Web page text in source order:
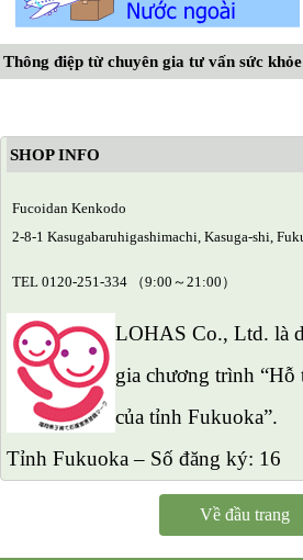
Về đầu trang
Thông điệp từ chuyên gia tư vấn sức khỏe
SHOP INFO
Fucoidan Kenkodo
2-8-1 Kasugabaruhigashimachi, Kasuga-shi,
TEL 0120-251-334 （9:00～21:00）
LOHAS Co., Ltd. là
gia chương trình “Hỗ
của tỉnh Fukuoka”.
Tỉnh Fukuoka – Số đăng ký: 16